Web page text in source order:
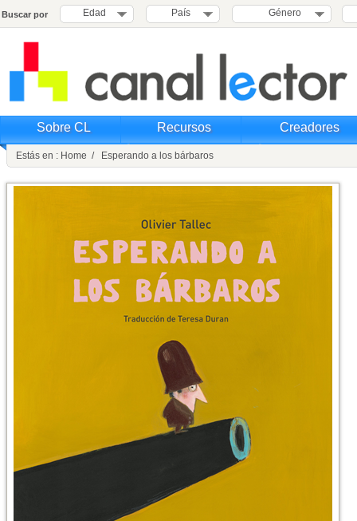
Buscar por Edad País Género
Sobre CL Recursos Creadores
Estás en : Home / Esperando a los bárbaros